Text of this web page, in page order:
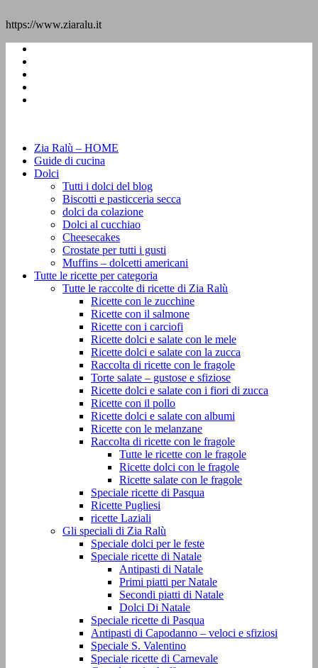
https://www.ziaralu.it
Zia Ralù – HOME
Guide di cucina
Dolci
Tutti i dolci del blog
Biscotti e pasticceria secca
dolci da colazione
Dolci al cucchiao
Cheesecakes
Crostate per tutti i gusti
Muffins – dolcetti americani
Tutte le ricette per categoria
Tutte le raccolte di ricette di Zia Ralù
Ricette con le zucchine
Ricette con il salmone
Ricette con i carciofi
Ricette dolci e salate con le mele
Ricette dolci e salate con la zucca
Raccolta di ricette con le fragole
Torte salate – gustose e sfiziose
Ricette dolci e salate con i fiori di zucca
Ricette con il pollo
Ricette dolci e salate con albumi
Ricette con le melanzane
Raccolta di ricette con le fragole
Tutte le ricette con le fragole
Ricette dolci con le fragole
Ricette salate con le fragole
Speciale ricette di Pasqua
Ricette Pugliesi
ricette Laziali
Gli speciali di Zia Ralù
Speciale dolci per le feste
Speciale ricette di Natale
Antipasti di Natale
Primi piatti per Natale
Secondi piatti di Natale
Dolci Di Natale
Speciale ricette di Pasqua
Antipasti di Capodanno – veloci e sfiziosi
Speciale S. Valentino
Speciale ricette di Carnevale